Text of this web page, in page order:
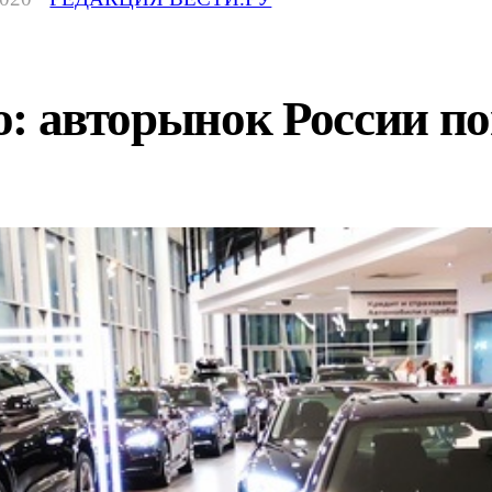
авторынок России